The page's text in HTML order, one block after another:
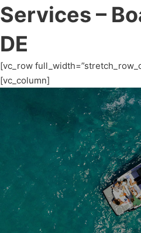
Services –
DE
[vc_row
[vc_column]